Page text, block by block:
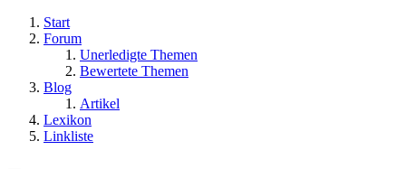
Start
Forum
Unerledigte Themen
Bewertete Themen
Blog
Artikel
Lexikon
Linkliste